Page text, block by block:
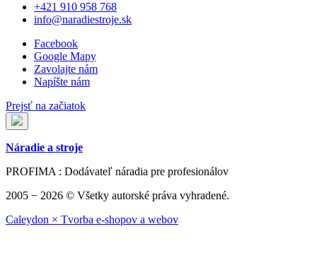
+421 910 958 768
info@naradiestroje.sk
Facebook
Google Mapy
Zavolajte nám
Napíšte nám
Prejsť na začiatok
Náradie a stroje
PROFIMA : Dodávateľ náradia pre profesionálov
2005 − 2026 © Všetky autorské práva vyhradené.
Caleydon × Tvorba e-shopov a webov